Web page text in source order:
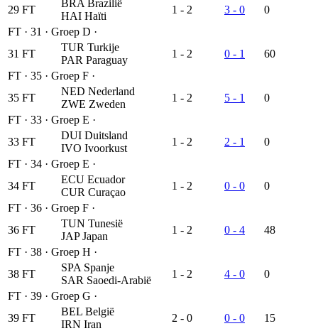
29 FT
BRA Brazilië
HAI Haïti
1 - 2 3 - 0
0
FT · 31 · Groep D ·
31 FT
TUR Turkije
PAR Paraguay
1 - 2 0 - 1
60
FT · 35 · Groep F ·
35 FT
NED Nederland
ZWE Zweden
1 - 2 5 - 1
0
FT · 33 · Groep E ·
33 FT
DUI Duitsland
IVO Ivoorkust
1 - 2 2 - 1
0
FT · 34 · Groep E ·
34 FT
ECU Ecuador
CUR Curaçao
1 - 2 0 - 0
0
FT · 36 · Groep F ·
36 FT
TUN Tunesië
JAP Japan
1 - 2 0 - 4
48
FT · 38 · Groep H ·
38 FT
SPA Spanje
SAR Saoedi-Arabië
1 - 2 4 - 0
0
FT · 39 · Groep G ·
39 FT
BEL België
IRN Iran
2 - 0 0 - 0
15